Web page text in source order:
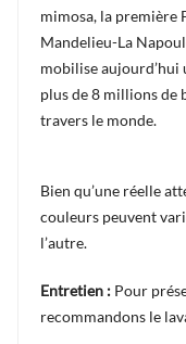
mimosa, la première
Mandelieu-La
mobilise aujourd’hui
plus de 8 millions de
travers le monde.
Bien qu’une réelle
couleurs peuvent
l’autre.
Entretien : Pour
recommandons le